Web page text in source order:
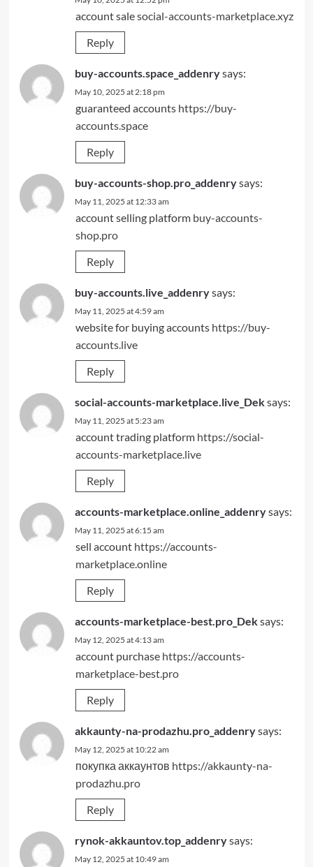
account salesocial-accounts-marketplace.xyz
Reply
buy-accounts.space_addenrysays:
May 10, 2025 at 2:18 pm
guaranteed accounts https://buy-
accounts.space
Reply
buy-accounts-shop.pro_addenrysays:
May 11, 2025 at 12:33 am
account selling platform buy-accounts-
shop.pro
Reply
buy-accounts.live_addenrysays:
May 11, 2025 at 4:59 am
website for buying accounts https://buy-
accounts.live
Reply
social-accounts-marketplace.live_Deksays:
May 11, 2025 at 5:23 am
account trading platform https://social-
accounts-marketplace.live
Reply
accounts-marketplace.online_addenrysays:
May 11, 2025 at 6:15 am
sell account https://accounts-
marketplace.online
Reply
accounts-marketplace-best.pro_Deksays:
May 12, 2025 at 4:13 am
account purchase https://accounts-
marketplace-best.pro
Reply
akkaunty-na-prodazhu.pro_addenrysays:
May 12, 2025 at 10:22 am
покупка аккаунтов https://akkaunty-na-
prodazhu.pro
Reply
rynok-akkauntov.top_addenrysays:
May 12, 2025 at 10:49 am